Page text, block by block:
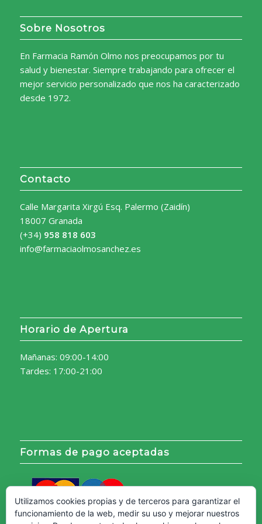
Sobre Nosotros
En Farmacia Ramón Olmo nos preocupamos por tu
salud y bienestar. Siempre trabajando para ofrecer el
mejor servicio personalizado que nos ha caracterizado
desde 1972.
Contacto
Calle Margarita Xirgú Esq. Palermo (Zaidín)
18007 Granada
(+34) 958 818 603
info@farmaciaolmosanchez.es
Horario de Apertura
Mañanas: 09:00-14:00
Tardes: 17:00-21:00
Formas de pago aceptadas
Utilizamos cookies propias y de terceros para garantizar el
funcionamiento de la web, medir su uso y mejorar nuestros